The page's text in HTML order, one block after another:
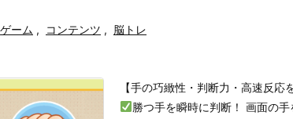
ゲーム , コンテンツ , 脳トレ
【手の巧緻性・判断力・高速反応
勝つ手を瞬時に判断！ 画面の